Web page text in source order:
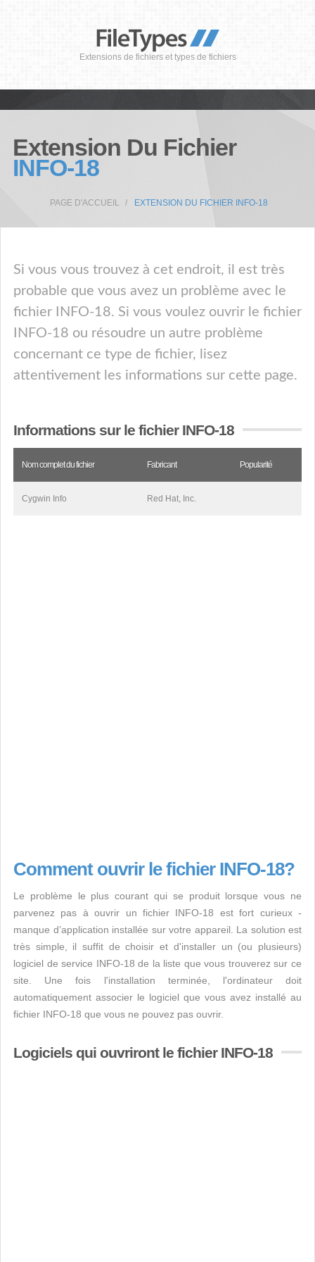
Extensions de fichiers et types de fichiers
Extension Du Fichier
INFO-18
PAGE D'ACCUEIL EXTENSION DU FICHIER INFO-18
Si vous vous trouvez à cet endroit, il est très
probable que vous avez un problème avec le
fichier INFO-18. Si vous voulez ouvrir le fichier
INFO-18 ou résoudre un autre problème
concernant ce type de fichier, lisez
attentivement les informations sur cette page.
Informations sur le fichier INFO-18
Nom complet du fichier Fabricant Popularité
Cygwin Info Red Hat, Inc.
Comment ouvrir le fichier INFO-18?
Le problème le plus courant qui se produit lorsque vous ne
parvenez pas à ouvrir un fichier INFO-18 est fort curieux -
manque d’application installée sur votre appareil. La solution est
très simple, il suffit de choisir et d'installer un (ou plusieurs)
logiciel de service INFO-18 de la liste que vous trouverez sur ce
site. Une fois l'installation terminée, l'ordinateur doit
automatiquement associer le logiciel que vous avez installé au
fichier INFO-18 que vous ne pouvez pas ouvrir.
Logiciels qui ouvriront le fichier INFO-18